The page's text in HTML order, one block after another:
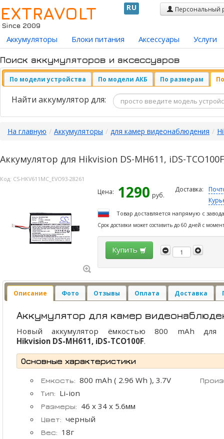
EXTRAVOLT
Since 2009
RU Персональный
Аккумуляторы Блоки питания Аксессуары Услуги
Поиск аккумуляторов и аксессуаров
По модели устройства По модели АКБ По размерам
Найти аккумулятор для:
На главную / Аккумуляторы / для камер видеонаблюдения /
Аккумулятор для Hikvision DS-MH611, iDS-
Код: CS-HKV611MC_EVO93-28261
Цена: 1290 руб.
Доставка:
Товар доставляется напрямую с
Срок доставки может составить до 60 дней с
Купить
Описание Фото Отзывы Оплата Доставка
Аккумулятор для камер
Новый аккумулятор ёмкостью 800 mAh для
Hikvision DS-MH611, iDS-TCO100F.
Основные характеристики
Емкость: 800 mAh ( 2.96 Wh ), 3.7V
Тип: Li-ion
Размеры: 46 x 34 x 5.6мм
Цвет: черный
Вес: 18г